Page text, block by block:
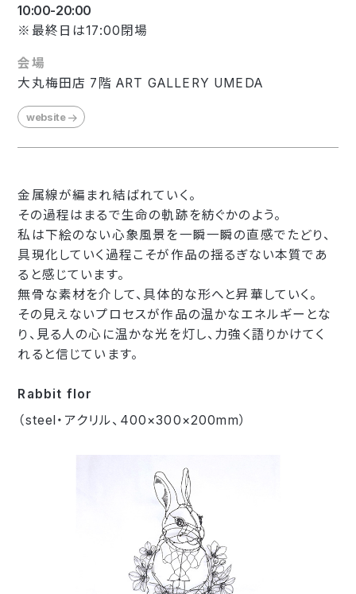
10:00-20:00
※最終日は17:00閉場
会場
大丸梅田店 7階 ART GALLERY UMEDA
website
金属線が編まれ結ばれていく。
その過程はまるで生命の軌跡を紡ぐかのよう。
私は下絵のない心象風景を一瞬一瞬の直感でたどり、
具現化していく過程こそが作品の揺るぎない本質であ
ると感じています。
無骨な素材を介して、具体的な形へと昇華していく。
その見えないプロセスが作品の温かなエネルギーとな
り、見る人の心に温かな光を灯し、力強く語りかけてく
れると信じています。
Rabbit flor
（steel・アクリル、400×300×200mm）